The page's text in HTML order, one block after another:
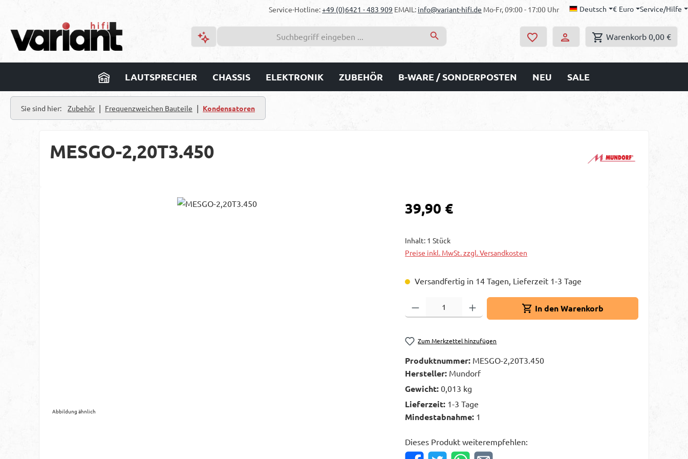
Service-Hotline:+49 (0)6421 - 483 909 EMAIL: info@variant-hifi.de Mo-Fr, 09:00 - 17:00 Uhr Deutsch € Euro Service/Hilfe
Warenkorb 0,00 €
LAUTSPRECHER CHASSIS ELEKTRONIK ZUBEHÖR B-WARE / SONDERPOSTEN NEU SALE
Sie sind hier: Zubehör | Frequenzweichen Bauteile | Kondensatoren
MESGO-2,20T3.450
Abbildung ähnlich
Regulärer Preis:
39,90 €
Inhalt: 1 Stück
Preise inkl. MwSt. zzgl. Versandkosten
Versandfertig in 14 Tagen, Lieferzeit 1-3 Tage
Produkt Anzahl: Gib den gewünschten Wert ein oder benutze die Schaltflächen um die
In den Warenkorb
Zum Merkzettel hinzufügen
Produktnummer: MESGO-2,20T3.450
Hersteller: Mundorf
Gewicht:0,013 kg
Lieferzeit: 1-3 Tage
Mindestabnahme: 1
Dieses Produkt weiterempfehlen: